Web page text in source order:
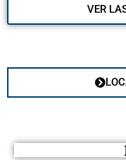
VER